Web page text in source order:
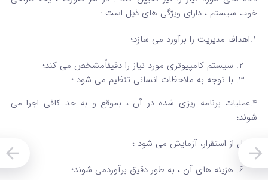
خوب سیستم ، دارای ویژگی های ذیل است :
1.اهداف مدیریت را برآورد می سازد؛
سیستم کامپیوتری مورد نیاز را دقیقاًمشخص می کند؛
با توجه به ملاحظات انسانی تنظیم می شود ؛
4.عملیات برنامه ریزی شده در آن ، بموقع و به حد کافی اجرا می
شوند؛
5.قبل از استقرار، آزمایش می شود ؛
هزینه های آن ، به طور دقیق برآوردمی شوند؛